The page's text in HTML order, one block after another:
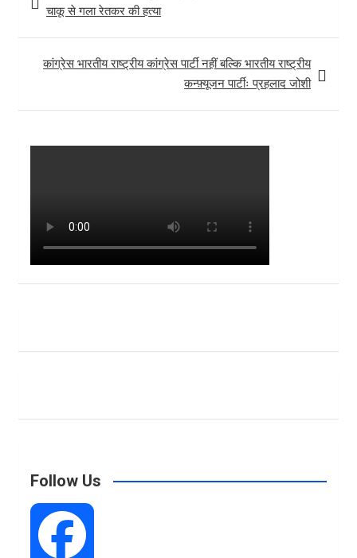
चाकू से गला रेतकर की हत्या
कांग्रेस भारतीय राष्ट्रीय कांग्रेस पार्टी नहीं बल्कि भारतीय राष्ट्रीय
कन्फ़्यूजन पार्टीः प्रहलाद जोशी
Follow Us